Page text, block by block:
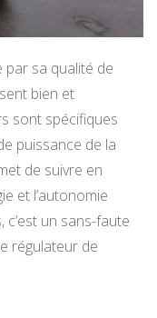
par sa qualité de
bien et
sont spécifiques
puissance de la
de suivre en
et l’autonomie
un sans-faute
régulateur de